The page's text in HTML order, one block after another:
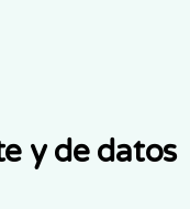
y de datos